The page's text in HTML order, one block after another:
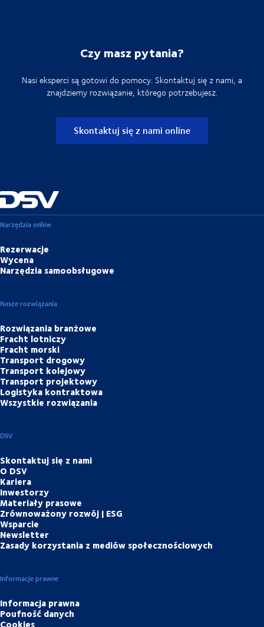
Czy masz pytania?
Nasi eksperci są gotowi do pomocy. Skontaktuj się z nami, a
znajdziemy rozwiązanie, którego potrzebujesz.
Skontaktuj się z nami online
Narzędzia online
Rezerwacje
Wycena
Narzędzia samoobsługowe
Nasze rozwiązania
Rozwiązania branżowe
Fracht lotniczy
Fracht morski
Transport drogowy
Transport kolejowy
Transport projektowy
Logistyka kontraktowa
Wszystkie rozwiązania
DSV
Skontaktuj się z nami
O DSV
Kariera
Inwestorzy
Materiały prasowe
Zrównoważony rozwój | ESG
Wsparcie
Newsletter
Zasady korzystania z mediów społecznościowych
Informacje prawne
Informacja prawna
Poufność danych